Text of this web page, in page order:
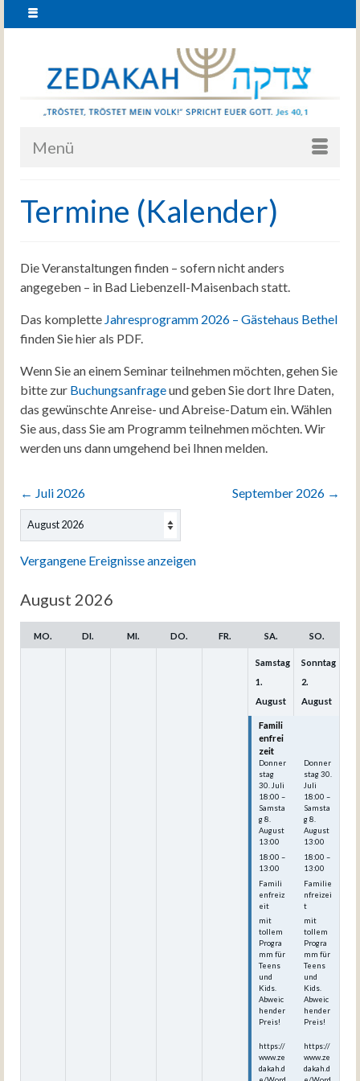
Menü
Termine (Kalender)
Die Veranstaltungen finden – sofern nicht anders
angegeben – in Bad Liebenzell-Maisenbach statt.
Das komplette Jahresprogramm 2026 – Gästehaus Bethel
finden Sie hier als PDF.
Wenn Sie an einem Seminar teilnehmen möchten, gehen Sie
bitte zur Buchungsanfrageund geben Sie dort Ihre Daten,
das gewünschte Anreise- und Abreise-Datum ein. Wählen
Sie aus, dass Sie am Programm teilnehmen möchten. Wir
werden uns dann umgehend bei Ihnen melden.
← Juli 2026 September 2026 →
Auswahl
Monats
Vergangene Ereignisse anzeigen
August 2026
MO. DI. MI. DO. FR. SA. SO.
Samstag
1.
August
Famili
enfrei
zeit
Donner
stag
30. Juli
18:00 –
Samsta
g8.
August
13:00
18:00 –
13:00
Famili
enfreiz
eit
mit
tollem
Progra
mm für
Teens
und
Kids.
Abweic
hender
Preis!
https://
www.ze
dakah.d
Sonntag
2.
August
Donner
stag30.
Juli
18:00 –
Samsta
g8.
August
13:00
18:00 –
13:00
Familie
nfreizei
t
mit
tollem
Progra
mm für
Teens
und
Kids.
Abweic
hender
Preis!
https://
www.ze
dakah.d